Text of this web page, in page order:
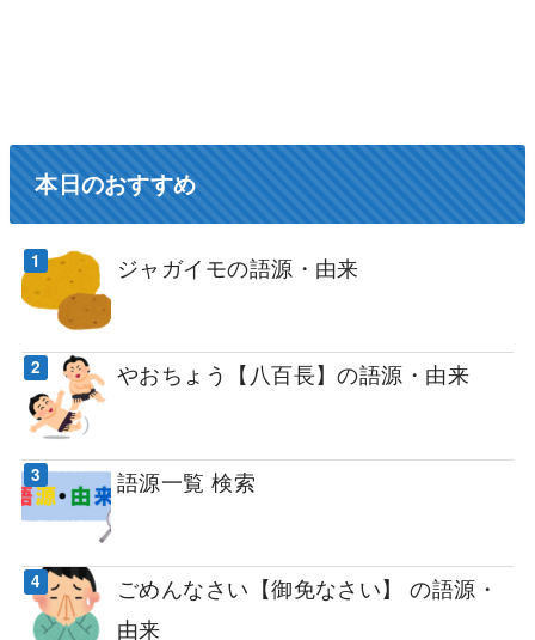
本日のおすすめ
ジャガイモの語源・由来
やおちょう【八百長】の語源・由来
語源一覧 検索
ごめんなさい【御免なさい】 の語源・
由来